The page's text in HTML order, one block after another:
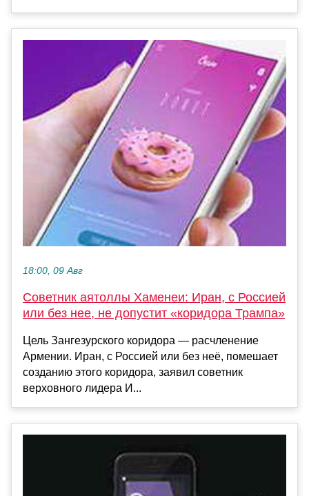
18:00, 09 Авг
Советник аятоллы Хаменеи: Иран, с Россией
или без нее, не допустит «коридора Трампа»
Цель Зангезурского коридора — расчленение
Армении. Иран, с Россией или без неё, помешает
созданию этого коридора, заявил советник
верховного лидера И...